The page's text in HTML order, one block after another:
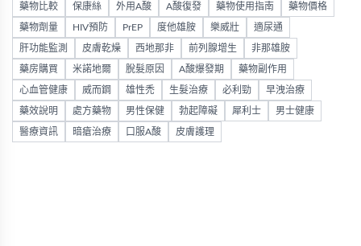
藥物比較 保康絲 外用A酸 A酸復發 藥物使用指南 藥物價格
藥物劑量 HIV預防 PrEP 度他雄胺 樂威壯 適尿通
肝功能監測 皮膚乾燥 西地那非 前列腺增生 非那雄胺
藥房購買 米諾地爾 脫髮原因 A酸爆發期 藥物副作用
心血管健康 威而鋼 雄性禿 生髮治療 必利勁 早洩治療
藥效說明 處方藥物 男性保健 勃起障礙 犀利士 男士健康
醫療資訊 暗瘡治療 口服A酸 皮膚護理